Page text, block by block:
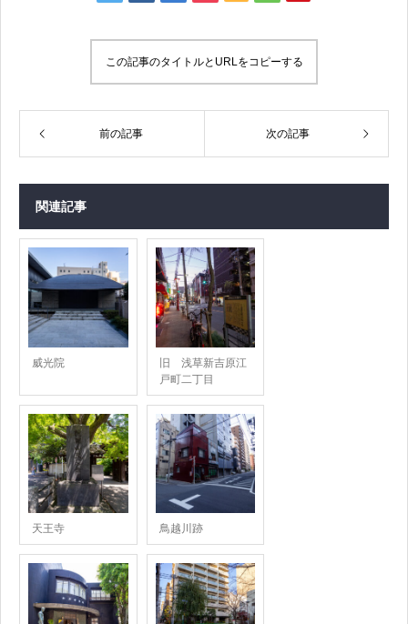
この記事のタイトルとURLをコピーする
前の記事 次の記事
関連記事
威光院
旧 浅草新吉原江
戸町二丁目
天王寺 鳥越川跡